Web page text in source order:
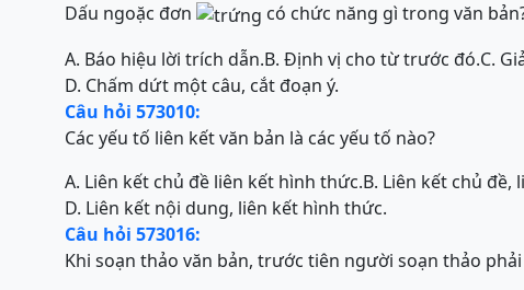
Dấu ngoặc đơn
có chức năng gì trong văn
A. Báo hiệu lời trích dẫn.B. Định vị cho từ trước đó.C.
D. Chấm dứt một câu, cắt đoạn ý.
Câu hỏi 573010:
Các yếu tố liên kết văn bản là các yếu tố nào?
A. Liên kết chủ đề liên kết hình thức.B. Liên kết chủ đề,
D. Liên kết nội dung, liên kết hình thức.
Câu hỏi 573016:
Khi soạn thảo văn bản, trước tiên người soạn thảo